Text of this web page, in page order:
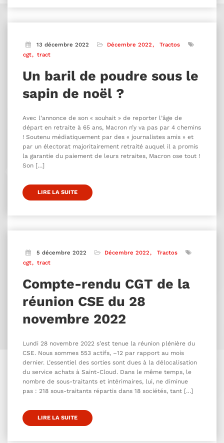
13 décembre 2022 Décembre 2022
Tractos
cgt
tract
Un baril de poudre sous le
sapin de noël ?
Avec l’annonce de son « souhait » de reporter l’âge de
départ en retraite à 65 ans, Macron n’y va pas par 4 chemins
! Soutenu médiatiquement par des « journalistes amis » et
par un électorat majoritairement retraité auquel il a promis
la garantie du paiement de leurs retraites, Macron ose tout !
Son […]
LIRE LA SUITE
5 décembre 2022 Décembre 2022
Tractos
cgt
tract
Compte-rendu CGT de la
réunion CSE du 28
novembre 2022
Lundi 28 novembre 2022 s’est tenue la réunion plénière du
CSE. Nous sommes 553 actifs, –12 par rapport au mois
dernier. L’essentiel des sorties sont dues à la délocalisation
du service achats à Saint-Cloud. Dans le même temps, le
nombre de sous-traitants et intérimaires, lui, ne diminue
pas : 218 sous-traitants répartis dans 18 sociétés, tant […]
LIRE LA SUITE